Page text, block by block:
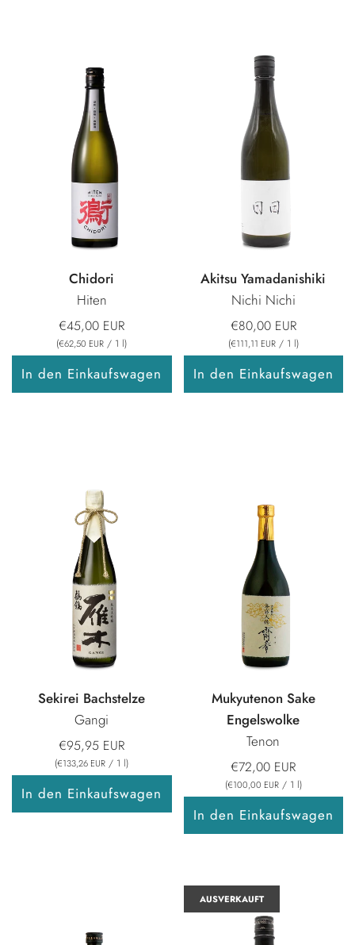
Chidori
Hiten
€45,00 EUR
(€62,50 EUR / 1 l)
In den Einkaufswagen
Akitsu Yamadanishiki
Nichi Nichi
€80,00 EUR
(€111,11 EUR / 1 l)
In den Einkaufswagen
Sekirei Bachstelze
Gangi
€95,95 EUR
(€133,26 EUR / 1 l)
In den Einkaufswagen
Mukyutenon Sake
Engelswolke
Tenon
€72,00 EUR
(€100,00 EUR / 1 l)
In den Einkaufswagen
AUSVERKAUFT